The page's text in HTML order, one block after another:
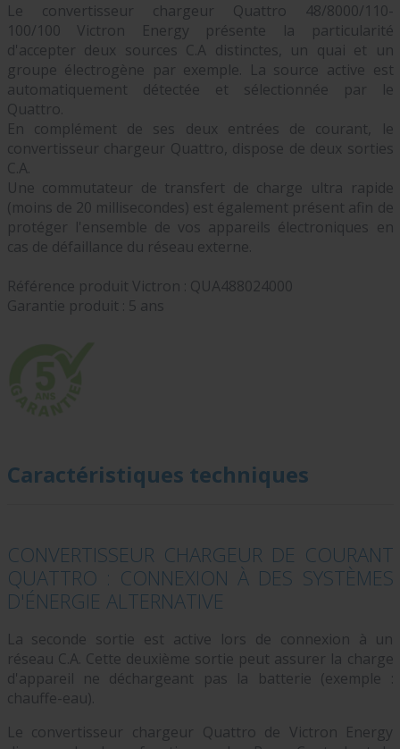
Le convertisseur chargeur Quattro 48/8000/110-
100/100 Victron Energy présente la particularité
d'accepter deux sources C.A distinctes, un quai et un
groupe électrogène par exemple. La source active est
automatiquement détectée et sélectionnée par le
Quattro.
En complément de ses deux entrées de courant, le
convertisseur chargeur Quattro, dispose de deux sorties
C.A.
Une commutateur de transfert de charge ultra rapide
(moins de 20 millisecondes) est également présent afin de
protéger l'ensemble de vos appareils électroniques en
cas de défaillance du réseau externe.
Référence produit Victron : QUA488024000
Garantie produit : 5 ans
Caractéristiques techniques
CONVERTISSEUR CHARGEUR DE COURANT
QUATTRO : CONNEXION À DES SYSTÈMES
D'ÉNERGIE ALTERNATIVE
La seconde sortie est active lors de connexion à un
réseau C.A. Cette deuxième sortie peut assurer la charge
d'appareil ne déchargeant pas la batterie (exemple :
chauffe-eau).
Le convertisseur chargeur Quattro de Victron Energy